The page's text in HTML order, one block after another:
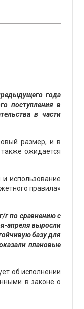
года
поступления в
в части
размер, и в
ожидается
использование
правила»
г по сравнению с
апреля выросли
базу для
плановые
об исполнении
в законе о